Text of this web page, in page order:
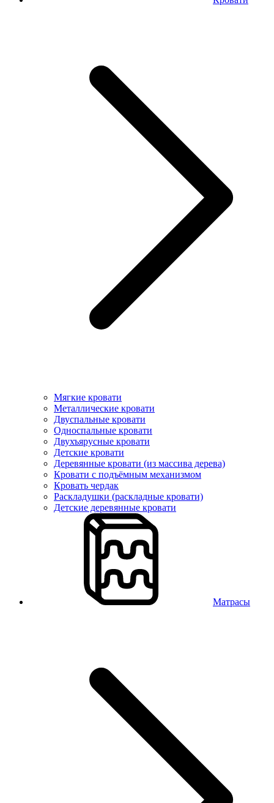
Мягкие кровати
Металлические кровати
Двуспальные кровати
Односпальные кровати
Двухъярусные кровати
Детские кровати
Деревянные кровати (из массива дерева)
Кровати с подъёмным механизмом
Кровать чердак
Раскладушки (раскладные кровати)
Детские деревянные кровати
Матрасы